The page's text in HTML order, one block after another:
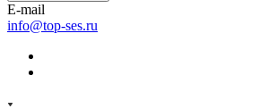
E-mail
info@top-ses.ru